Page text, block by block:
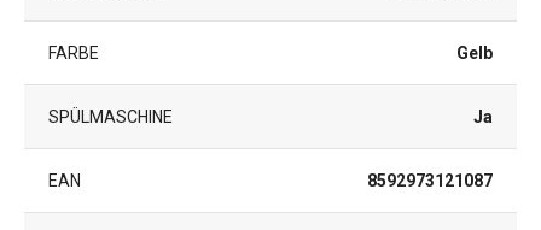
FARBE Gelb
SPÜLMASCHINE Ja
EAN 8592973121087